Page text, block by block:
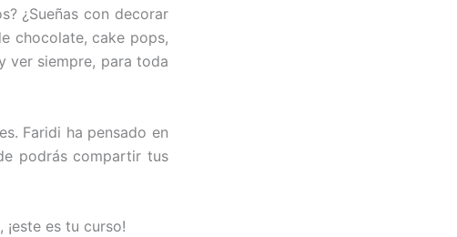
¿Sueñas con decorar
chocolate, cake pops,
ver siempre, para toda
Faridi ha pensado en
podrás compartir tus
es tu curso!